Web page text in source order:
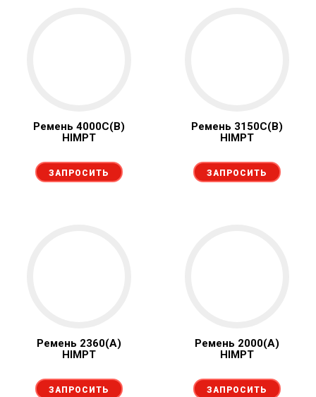
Ремень 4000С(В)
HIMPT
ЗАПРОСИТЬ
Ремень 3150С(В)
HIMPT
ЗАПРОСИТЬ
Ремень 2360(А)
HIMPT
ЗАПРОСИТЬ
Ремень 2000(А)
HIMPT
ЗАПРОСИТЬ